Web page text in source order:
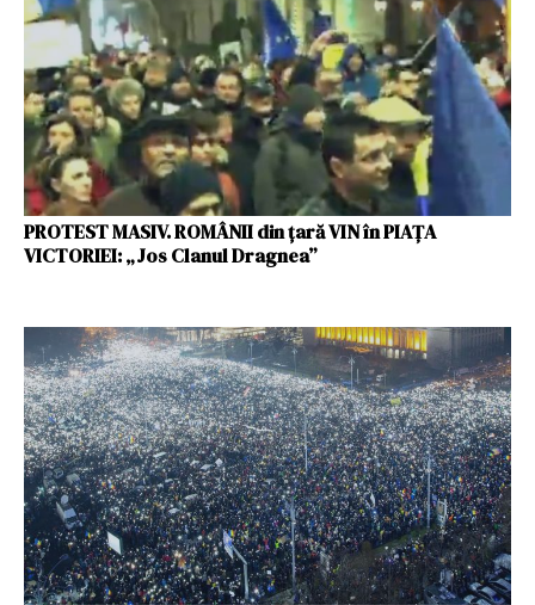
PROTEST MASIV. ROMÂNII din țară VIN în PIAȚA
VICTORIEI: „Jos Clanul Dragnea”